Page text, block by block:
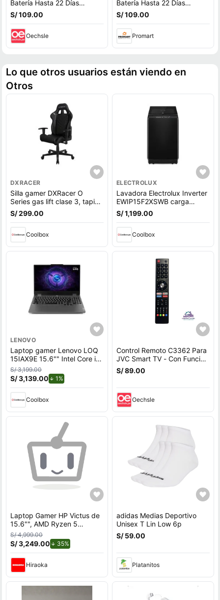
Batería Hasta 22 Días
Pantalla 1.77
S/ 109.00
Oechsle
Batería Hasta 22 Días
Pantalla 1.77
S/ 109.00
Promart
Lo que otros usuarios están viendo en
Otros
DXRACER
Silla gamer DXRacer O
Series gas lift clase 3, tapiz
cuero pu, máx. 100 kg,
inclinación 90 - 135°, negro
S/ 299.00
Coolbox
ELECTROLUX
Lavadora Electrolux Inverter
EWIP15F2XSWB carga
superior, capacidad 15 kg,
negro
S/ 1,199.00
Coolbox
LENOVO
Laptop gamer Lenovo LOQ
15IAX9E 15.6"" Intel Core i5,
512GB SSD, 8GB RAM,
Windows 11 Home, gris
S/ 3,199.00
S/ 3,139.00 1%
Coolbox
Control Remoto C3362 Para
JVC Smart TV - Con Función
De Voz
S/ 89.00
Oechsle
Laptop Gamer HP Victus de
15.6"", AMD Ryzen 5
7535HS, NVIDIA GeForce
RTX 3050, 12GB RAM, disco
sólido de 512GB, modelo 15-
fb3058la
S/ 4,999.00
S/ 3,249.00 35%
Hiraoka
adidas Medias Deportivo
Unisex T Lin Low 6p
S/ 59.00
Platanitos